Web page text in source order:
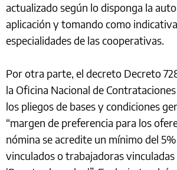
actualizado según lo disponga la
aplicación y tomando como
especialidades de las cooperativas.
Por otra parte, el decreto Decreto
la Oficina Nacional de
los pliegos de bases y condiciones
“margen de preferencia para los
nómina se acredite un mínimo del
vinculados o trabajadoras